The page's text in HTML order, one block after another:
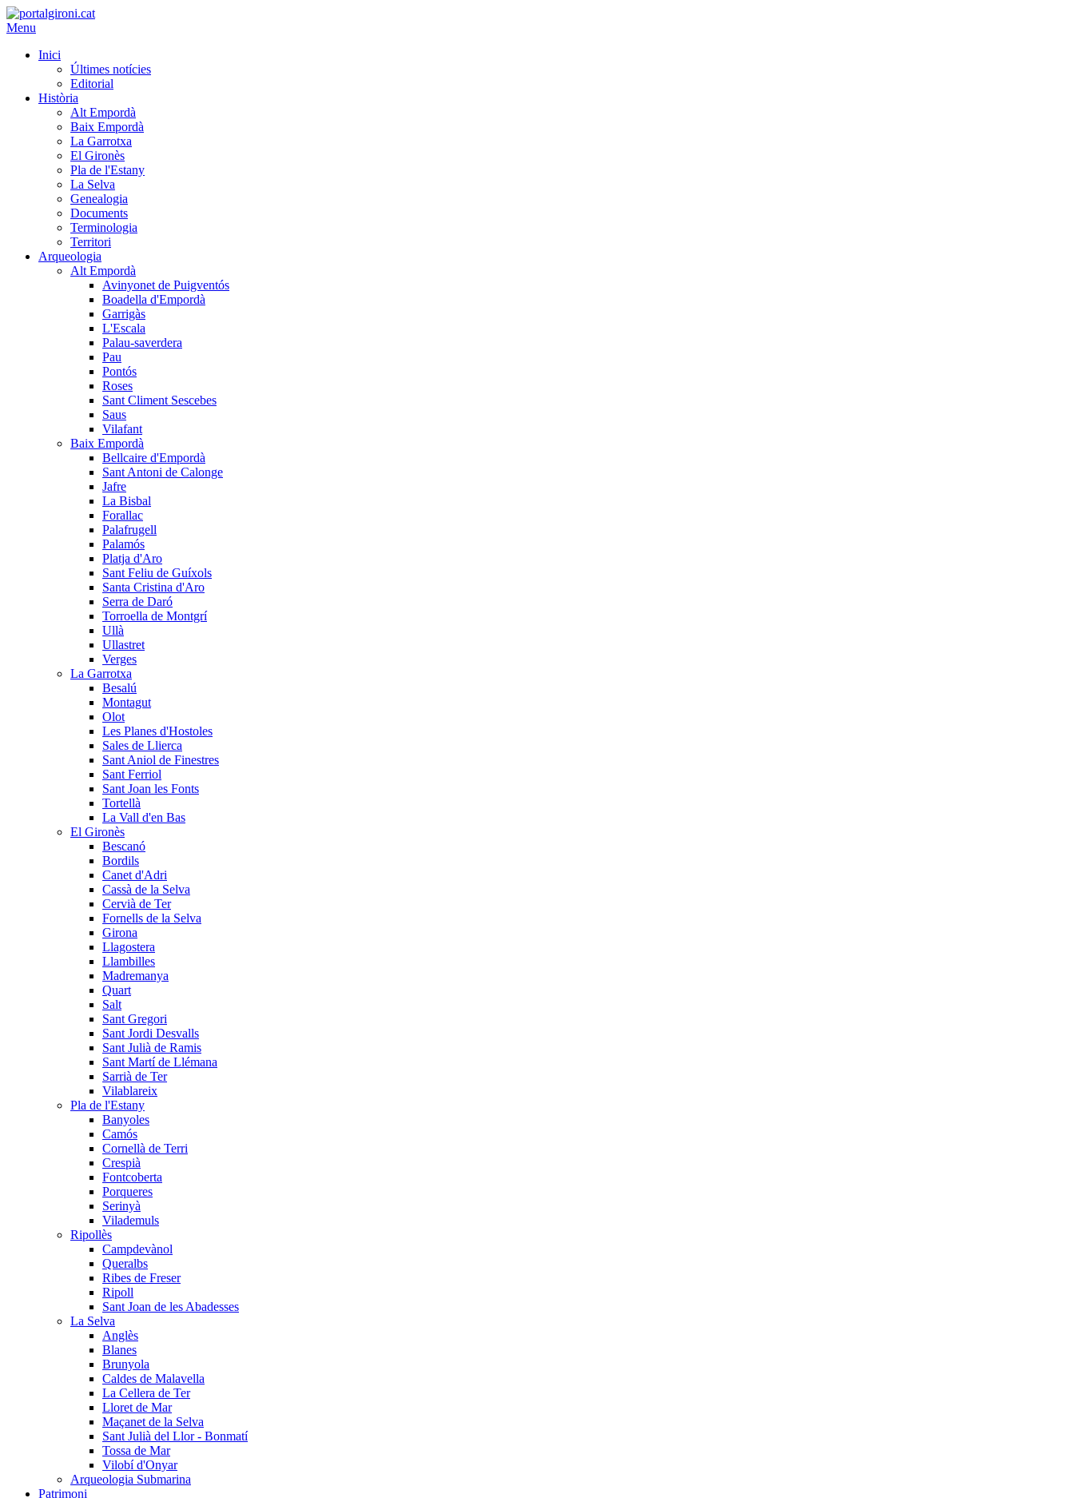
Menu
Inici
Últimes notícies
Editorial
Història
Alt Empordà
Baix Empordà
La Garrotxa
El Gironès
Pla de l'Estany
La Selva
Genealogia
Documents
Terminologia
Territori
Arqueologia
Alt Empordà
Avinyonet de Puigventós
Boadella d'Empordà
Garrigàs
L'Escala
Palau-saverdera
Pau
Pontós
Roses
Sant Climent Sescebes
Saus
Vilafant
Baix Empordà
Bellcaire d'Empordà
Sant Antoni de Calonge
Jafre
La Bisbal
Forallac
Palafrugell
Palamós
Platja d'Aro
Sant Feliu de Guíxols
Santa Cristina d'Aro
Serra de Daró
Torroella de Montgrí
Ullà
Ullastret
Verges
La Garrotxa
Besalú
Montagut
Olot
Les Planes d'Hostoles
Sales de Llierca
Sant Aniol de Finestres
Sant Ferriol
Sant Joan les Fonts
Tortellà
La Vall d'en Bas
El Gironès
Bescanó
Bordils
Canet d'Adri
Cassà de la Selva
Cervià de Ter
Fornells de la Selva
Girona
Llagostera
Llambilles
Madremanya
Quart
Salt
Sant Gregori
Sant Jordi Desvalls
Sant Julià de Ramis
Sant Martí de Llémana
Sarrià de Ter
Vilablareix
Pla de l'Estany
Banyoles
Camós
Cornellà de Terri
Crespià
Fontcoberta
Porqueres
Serinyà
Vilademuls
Ripollès
Campdevànol
Queralbs
Ribes de Freser
Ripoll
Sant Joan de les Abadesses
La Selva
Anglès
Blanes
Brunyola
Caldes de Malavella
La Cellera de Ter
Lloret de Mar
Maçanet de la Selva
Sant Julià del Llor - Bonmatí
Tossa de Mar
Vilobí d'Onyar
Arqueologia Submarina
Patrimoni